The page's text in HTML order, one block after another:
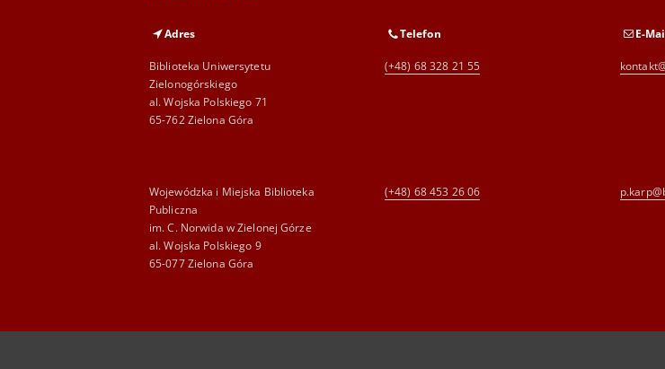
Adres
Biblioteka Uniwersytetu
Zielonogórskiego
al. Wojska Polskiego 71
65-762 Zielona Góra
Telefon
(+48) 68 328 21 55
E-
Wojewódzka i Miejska Biblioteka
Publiczna
im. C. Norwida w Zielonej Górze
al. Wojska Polskiego 9
65-077 Zielona Góra
(+48) 68 453 26 06